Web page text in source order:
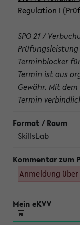
Regulation I
SPO 21 /
Terminblocker
Termin ist aus
Gewähr. Mit
Termin
SkillsLab
Anmeldung über